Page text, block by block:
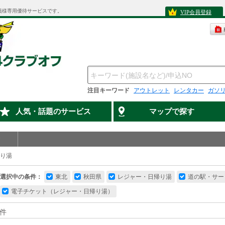
様専用優待サービスです。 VIP会員登録
注目キーワード アウトレット レンタカー ガソ
人気・話題のサービス マップで探す
湯
選択中の条件： 東北 秋田県 レジャー・日帰り湯 道の駅・サ
電子チケット（レジャー・日帰り湯）
件